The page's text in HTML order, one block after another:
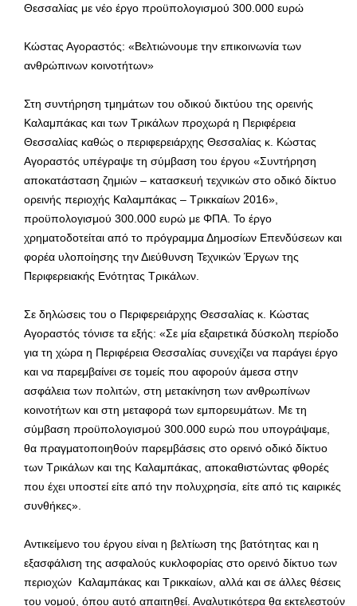
Θεσσαλίας με νέο έργο προϋπολογισμού 300.000 ευρώ
Κώστας Αγοραστός: «Βελτιώνουμε την επικοινωνία των
ανθρώπινων κοινοτήτων»
Στη συντήρηση τμημάτων του οδικού δικτύου της ορεινής
Καλαμπάκας και των Τρικάλων προχωρά η Περιφέρεια
Θεσσαλίας καθώς ο περιφερειάρχης Θεσσαλίας κ. Κώστας
Αγοραστός υπέγραψε τη σύμβαση του έργου «Συντήρηση
αποκατάσταση ζημιών – κατασκευή τεχνικών στο οδικό δίκτυο
ορεινής περιοχής Καλαμπάκας – Τρικκαίων 2016»,
προϋπολογισμού 300.000 ευρώ με ΦΠΑ. Το έργο
χρηματοδοτείται από το πρόγραμμα Δημοσίων Επενδύσεων και
φορέα υλοποίησης την Διεύθυνση Τεχνικών Έργων της
Περιφερειακής Ενότητας Τρικάλων.
Σε δηλώσεις του ο Περιφερειάρχης Θεσσαλίας κ. Κώστας
Αγοραστός τόνισε τα εξής: «Σε μία εξαιρετικά δύσκολη περίοδο
για τη χώρα η Περιφέρεια Θεσσαλίας συνεχίζει να παράγει έργο
και να παρεμβαίνει σε τομείς που αφορούν άμεσα στην
ασφάλεια των πολιτών, στη μετακίνηση των ανθρωπίνων
κοινοτήτων και στη μεταφορά των εμπορευμάτων. Με τη
σύμβαση προϋπολογισμού 300.000 ευρώ που υπογράψαμε,
θα πραγματοποιηθούν παρεμβάσεις στο ορεινό οδικό δίκτυο
των Τρικάλων και της Καλαμπάκας, αποκαθιστώντας φθορές
που έχει υποστεί είτε από την πολυχρησία, είτε από τις καιρικές
συνθήκες».
Αντικείμενο του έργου είναι η βελτίωση της βατότητας και η
εξασφάλιση της ασφαλούς κυκλοφορίας στο ορεινό δίκτυο των
περιοχών Καλαμπάκας και Τρικκαίων, αλλά και σε άλλες θέσεις
του νομού, όπου αυτό απαιτηθεί. Αναλυτικότερα θα εκτελεστούν